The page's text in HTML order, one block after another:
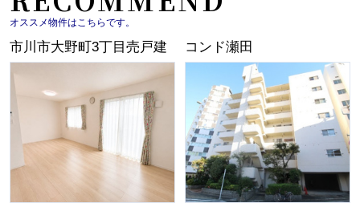
オススメ物件はこちらです。
市川市大野町3丁目売戸建 コンド瀬田